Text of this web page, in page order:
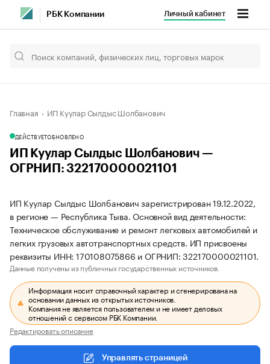
РБК Компании Личный кабинет
Главная ИП Куулар Сылдыс Шолбанович
ДЕЙСТВУЕТОБНОВЛЕНО
ИП Куулар Сылдыс Шолбанович —
ОГРНИП: 322170000021101
ИП Куулар Сылдыс Шолбанович зарегистрирован 19.12.2022,
в регионе — Республика Тыва. Основной вид деятельности:
Техническое обслуживание и ремонт легковых автомобилей и
легких грузовых автотранспортных средств. ИП присвоены
реквизиты ИНН: 170108075866 и ОГРНИП: 322170000021101.
Данные получены из публичных государственных источников.
Информация носит справочный характер и сгенерирована на
основании данных из открытых источников.
Компания не является пользователем и не имеет деловых
отношений с сервисом РБК Компании.
Редактировать описание
Управлять страницей